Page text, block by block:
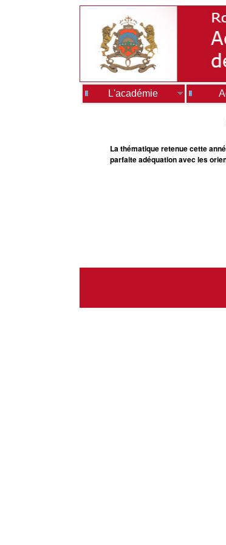
L'académie
La thématique retenue cette
parfaite adéquation avec les